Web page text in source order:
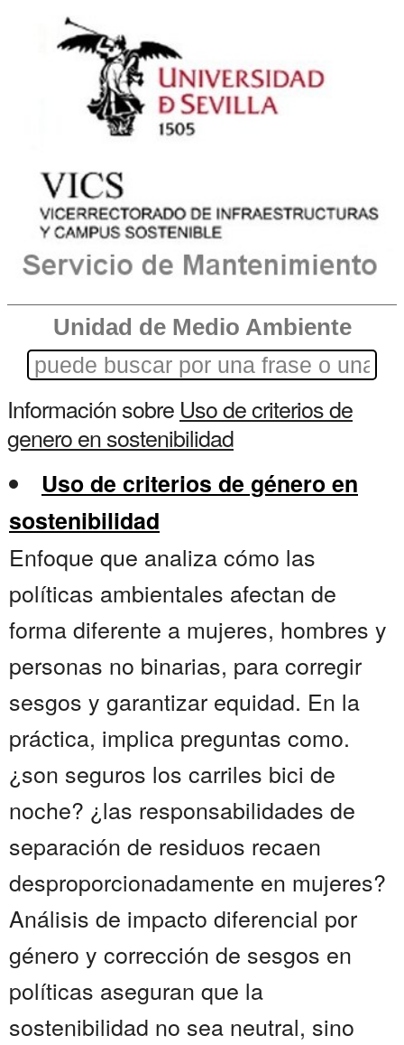
Unidad de Medio Ambiente
Información sobre Uso de criterios de
genero en sostenibilidad
Uso de criterios de género en
sostenibilidad
Enfoque que analiza cómo las
políticas ambientales afectan de
forma diferente a mujeres, hombres y
personas no binarias, para corregir
sesgos y garantizar equidad. En la
práctica, implica preguntas como.
¿son seguros los carriles bici de
noche? ¿las responsabilidades de
separación de residuos recaen
desproporcionadamente en mujeres?
Análisis de impacto diferencial por
género y corrección de sesgos en
políticas aseguran que la
sostenibilidad no sea neutral, sino